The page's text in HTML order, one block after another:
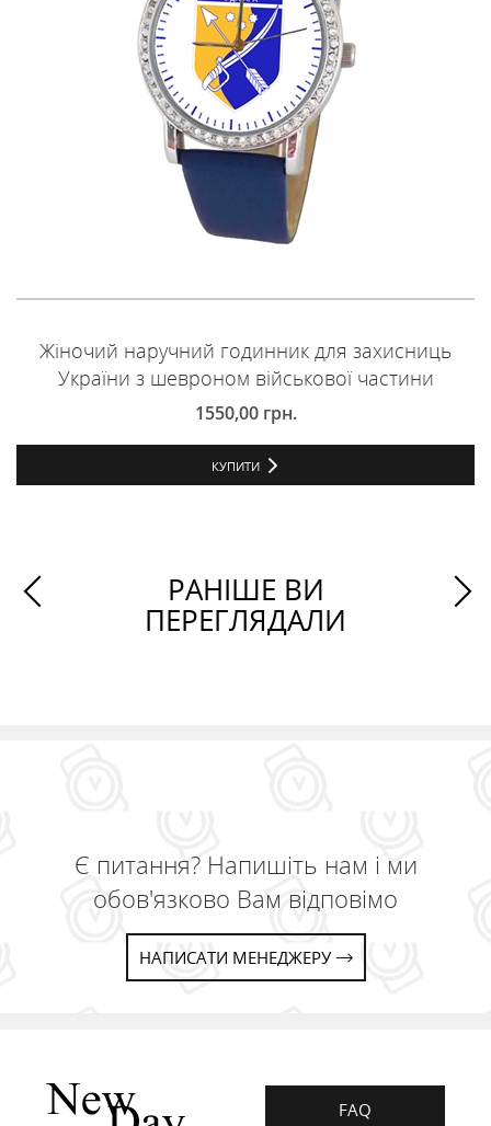
Жіночий наручний годинник для захисниць
України з шевроном військової частини
1550,00 грн.
КУПИТИ
РАНІШЕ ВИ
ПЕРЕГЛЯДАЛИ
Є питання? Напишіть нам і ми
обов'язково Вам відповімо
НАПИСАТИ МЕНЕДЖЕРУ
FAQ